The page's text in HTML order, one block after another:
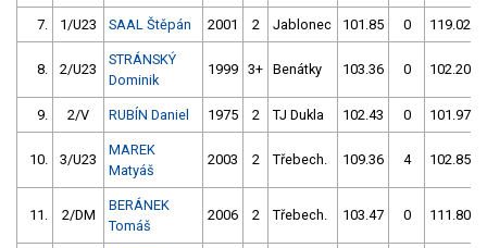
7. 1/U23 SAAL Štěpán 2001 2 Jablonec 101.85 0 119.02
8. 2/U23
STRÁNSKÝ
Dominik
1999 3+ Benátky 103.36 0 102.20
9. 2/V RUBÍN Daniel 1975 2 TJ Dukla 102.43 0 101.97
10. 3/U23
MAREK
Matyáš
2003 2 Třebech. 109.36 4 102.85
11. 2/DM
BERÁNEK
Tomáš
2006 2 Třebech. 103.47 0 111.80